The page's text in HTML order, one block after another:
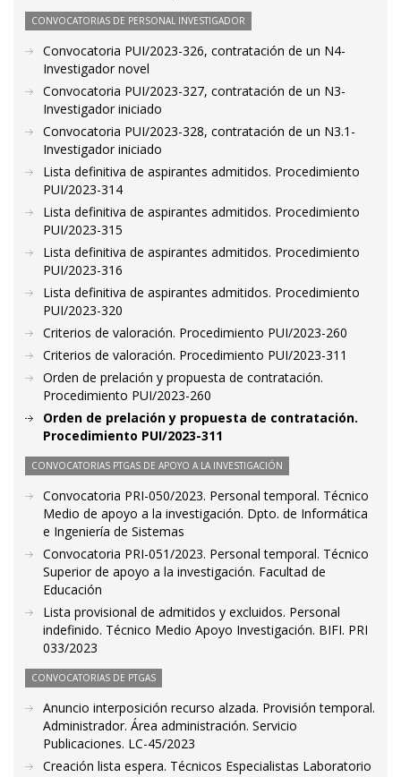
CONVOCATORIAS DE PERSONAL INVESTIGADOR
Convocatoria PUI/2023-326, contratación de un N4-
Investigador novel
Convocatoria PUI/2023-327, contratación de un N3-
Investigador iniciado
Convocatoria PUI/2023-328, contratación de un N3.1-
Investigador iniciado
Lista definitiva de aspirantes admitidos. Procedimiento
PUI/2023-314
Lista definitiva de aspirantes admitidos. Procedimiento
PUI/2023-315
Lista definitiva de aspirantes admitidos. Procedimiento
PUI/2023-316
Lista definitiva de aspirantes admitidos. Procedimiento
PUI/2023-320
Criterios de valoración. Procedimiento PUI/2023-260
Criterios de valoración. Procedimiento PUI/2023-311
Orden de prelación y propuesta de contratación.
Procedimiento PUI/2023-260
Orden de prelación y propuesta de contratación.
Procedimiento PUI/2023-311
CONVOCATORIAS PTGAS DE APOYO A LA INVESTIGACIÓN
Convocatoria PRI-050/2023. Personal temporal. Técnico
Medio de apoyo a la investigación. Dpto. de Informática
e Ingeniería de Sistemas
Convocatoria PRI-051/2023. Personal temporal. Técnico
Superior de apoyo a la investigación. Facultad de
Educación
Lista provisional de admitidos y excluidos. Personal
indefinido. Técnico Medio Apoyo Investigación. BIFI. PRI
033/2023
CONVOCATORIAS DE PTGAS
Anuncio interposición recurso alzada. Provisión temporal.
Administrador. Área administración. Servicio
Publicaciones. LC-45/2023
Creación lista espera. Técnicos Especialistas Laboratorio